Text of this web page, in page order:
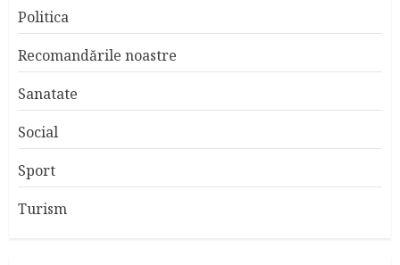
Politica
Recomandările noastre
Sanatate
Social
Sport
Turism